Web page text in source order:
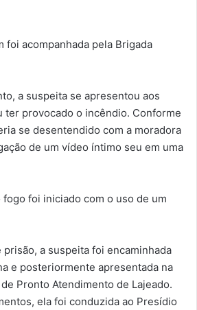
foi acompanhada pela Brigada
a suspeita se apresentou aos
ter provocado o incêndio. Conforme
se desentendido com a moradora
de um vídeo íntimo seu em uma
fogo foi iniciado com o uso de um
a suspeita foi encaminhada
e posteriormente apresentada na
Pronto Atendimento de Lajeado.
ela foi conduzida ao Presídio